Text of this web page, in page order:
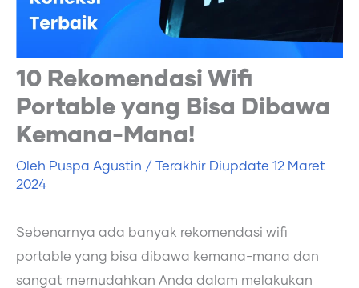
10 Rekomendasi Wifi
Portable yang Bisa Dibawa
Kemana-Mana!
Oleh Puspa Agustin / Terakhir Diupdate 12 Maret
2024
Sebenarnya ada banyak rekomendasi wifi
portable yang bisa dibawa kemana-mana dan
sangat memudahkan Anda dalam melakukan